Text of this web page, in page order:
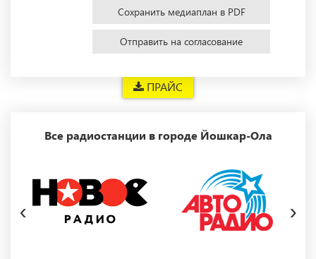
ПРАЙС
Сохранить медиаплан в PDF
Отправить на согласование
Все радиостанции в городе Йошкар-Ола
‹ ›